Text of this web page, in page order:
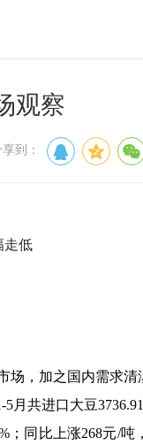
观察
到：
走低
，加之国内需求清
共进口大豆
；同比上涨268元/吨